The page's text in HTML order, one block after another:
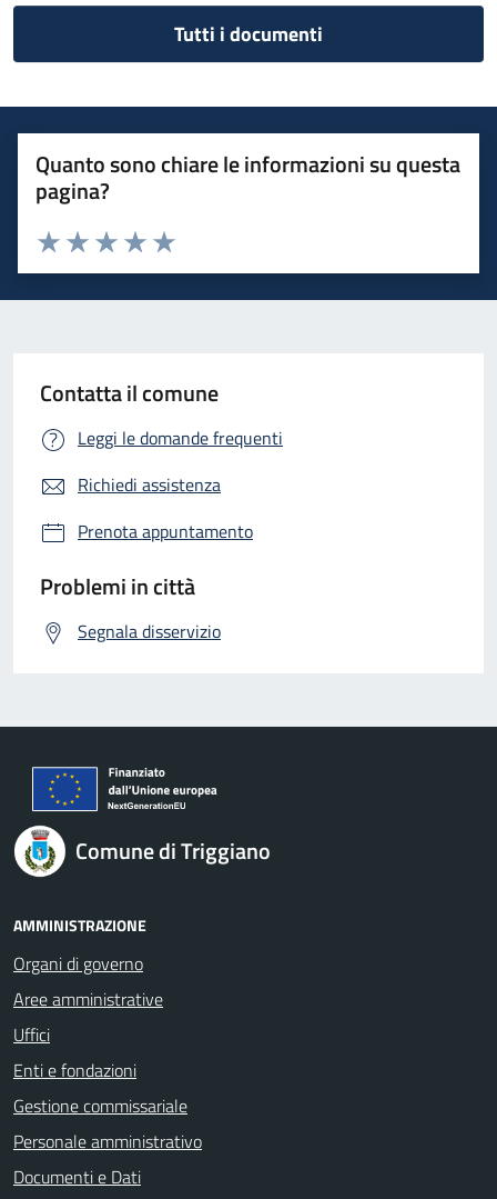
Tutti i documenti
Quanto sono chiare le informazioni su questa
pagina?
Valuta 5 stelle su 5
Valuta 4 stelle su 5
Valuta 3 stelle su 5
Valuta 2 stelle su 5
Valuta 1 stelle su 5
Contatta il comune
Leggi le domande frequenti
Richiedi assistenza
Prenota appuntamento
Problemi in città
Segnala disservizio
Comune di Triggiano
AMMINISTRAZIONE
Organi di governo
Aree amministrative
Uffici
Enti e fondazioni
Gestione commissariale
Personale amministrativo
Documenti e Dati